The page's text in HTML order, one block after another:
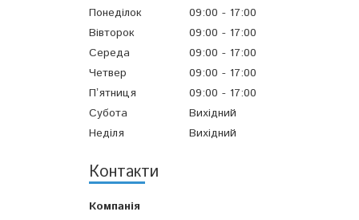
Понеділок 09:00
17:00
Вівторок
09:00
17:00
Середа
09:00
17:00
Четвер
09:00
17:00
Пʼятниця
09:00
17:00
Субота
Вихідний
Неділя
Вихідний
Контакти